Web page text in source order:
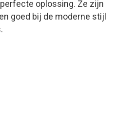
oplossing. Ze zijn
goed bij de moderne stijl